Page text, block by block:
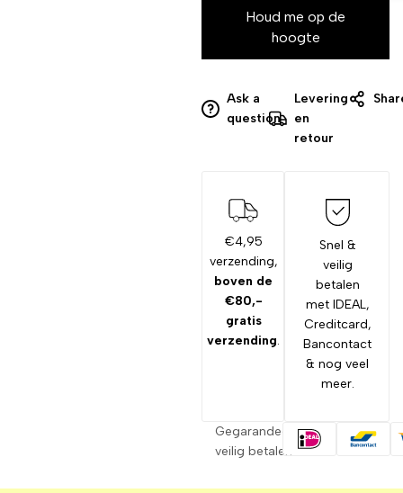
Houd me op de
hoogte
Ask a
question
Levering
en
retour
€4,95
verzending,
boven de
€80,-
gratis
verzending.
Snel &
veilig
betalen
met IDEAL,
Creditcard,
Bancontact
& nog veel
meer.
Gegarandeerd
veilig betalen